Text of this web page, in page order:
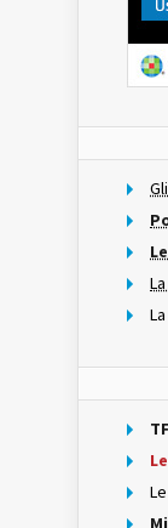
Gli
La
Le